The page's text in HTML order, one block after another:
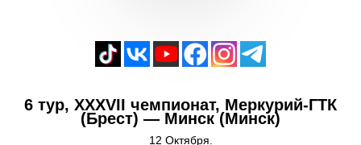
6 тур, XXXVII чемпионат, Меркурий-ГТК
(Брест) — Минск (Минск)
12 Октября.